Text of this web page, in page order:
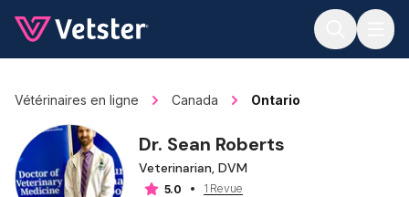
Vétérinaires en ligne Canada Ontario
Dr. Sean Roberts
Veterinarian, DVM
5.0
1 Revue